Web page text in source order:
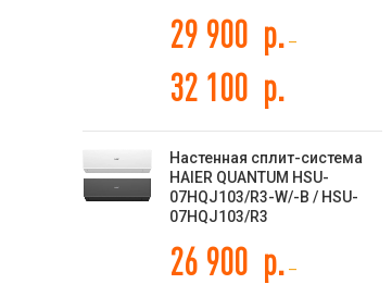
29 900 р. –
32 100 р.
Настенная сплит-система
HAIER QUANTUM HSU-
07HQJ103/R3-W/-B / HSU-
07HQJ103/R3
26 900 р. –